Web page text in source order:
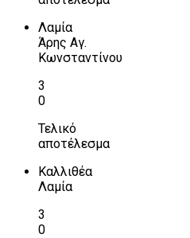
Λαμία
Άρης Αγ.
Κωνσταντίνου
3
0
Τελικό
αποτέλεσμα
Καλλιθέα
Λαμία
3
0